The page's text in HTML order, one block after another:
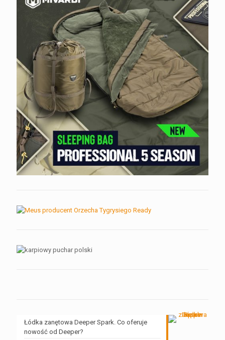
Łódka zanętowa Deeper Spark. Co oferuje
nowość od Deeper?